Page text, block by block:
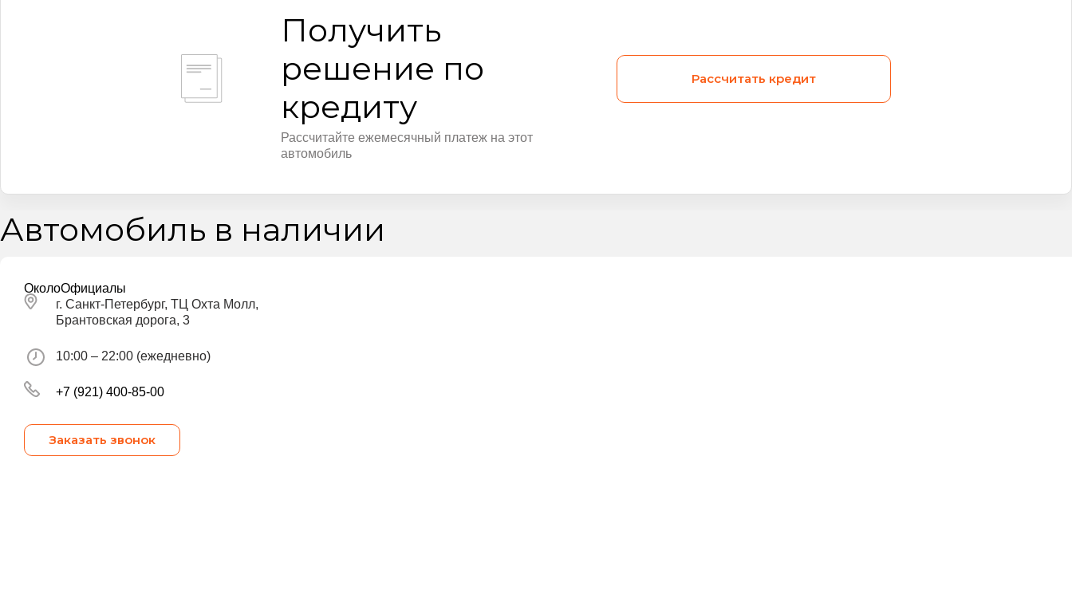
Получить
решение по
кредиту
Рассчитайте ежемесячный платеж на этот
автомобиль
Рассчитать кредит
Автомобиль в наличии
ОколоОфициалы
г. Санкт-Петербург, ТЦ Охта Молл,
Брантовская дорога, 3
10:00 – 22:00 (ежедневно)
+7 (921) 400-85-00
Заказать звонок